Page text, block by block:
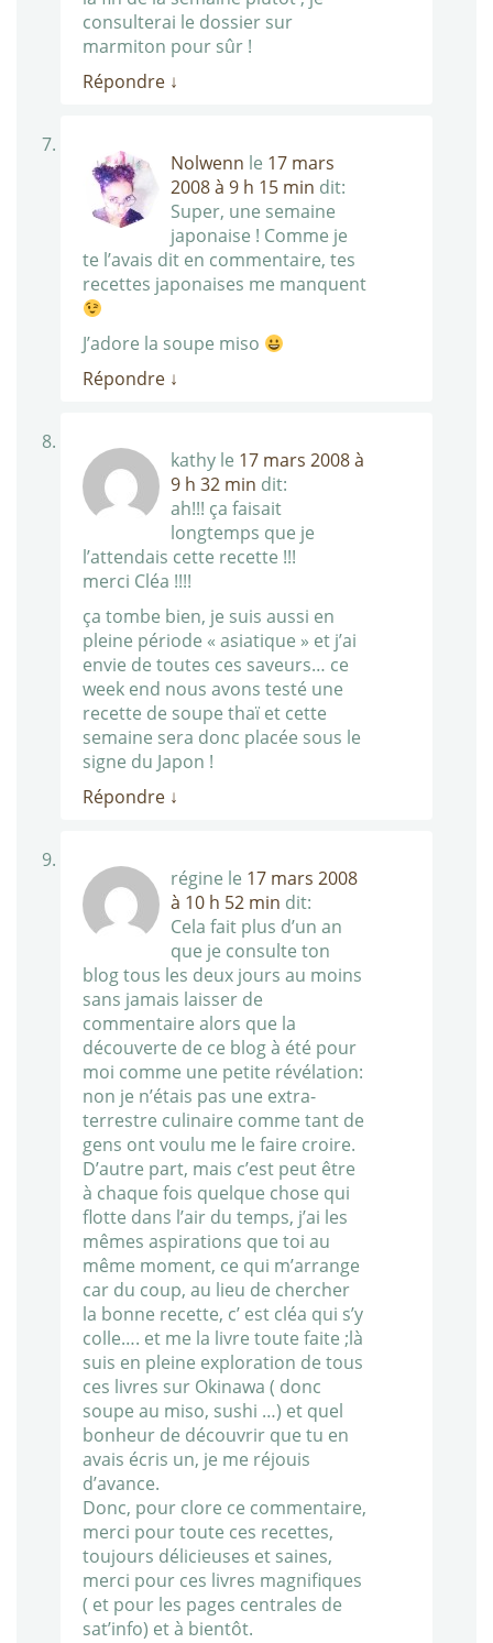
consulterai le dossier sur
marmiton pour sûr !
Répondre ↓
Nolwenn le 17 mars
2008 à 9 h 15 min dit:
Super, une semaine
japonaise ! Comme je
te l’avais dit en commentaire, tes
recettes japonaises me manquent
J’adore la soupe miso
Répondre ↓
kathy le 17 mars 2008 à
9 h 32 min dit:
ah!!! ça faisait
longtemps que je
l’attendais cette recette !!!
merci Cléa !!!!
ça tombe bien, je suis aussi en
pleine période « asiatique » et j’ai
envie de toutes ces saveurs… ce
week end nous avons testé une
recette de soupe thaï et cette
semaine sera donc placée sous le
signe du Japon !
Répondre ↓
régine le 17 mars 2008
à 10 h 52 min dit:
Cela fait plus d’un an
que je consulte ton
blog tous les deux jours au moins
sans jamais laisser de
commentaire alors que la
découverte de ce blog à été pour
moi comme une petite révélation:
non je n’étais pas une extra-
terrestre culinaire comme tant de
gens ont voulu me le faire croire.
D’autre part, mais c’est peut être
à chaque fois quelque chose qui
flotte dans l’air du temps, j’ai les
mêmes aspirations que toi au
même moment, ce qui m’arrange
car du coup, au lieu de chercher
la bonne recette, c’ est cléa qui s’y
colle…. et me la livre toute faite ;là
suis en pleine exploration de tous
ces livres sur Okinawa ( donc
soupe au miso, sushi …) et quel
bonheur de découvrir que tu en
avais écris un, je me réjouis
d’avance.
Donc, pour clore ce commentaire,
merci pour toute ces recettes,
toujours délicieuses et saines,
merci pour ces livres magnifiques
( et pour les pages centrales de
sat’info) et à bientôt.